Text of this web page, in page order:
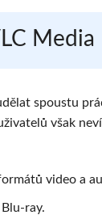
Media
spoustu
však
video a
ray.